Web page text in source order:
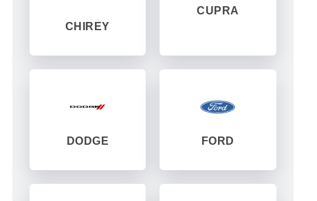
CHIREY
CUPRA
DODGE FORD